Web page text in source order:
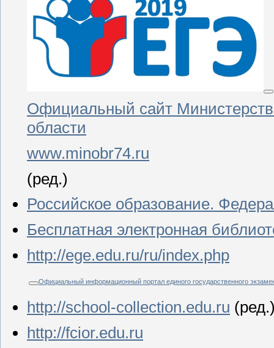
Официальный сайт
области
www.minobr74.ru
(ред.)
Российское образование.
Бесплатная электронная
http://ege.edu.ru/ru/index.php
Официальный информационный портал единого государственного
http://school-collection.edu.ru
http://fcior.edu.ru